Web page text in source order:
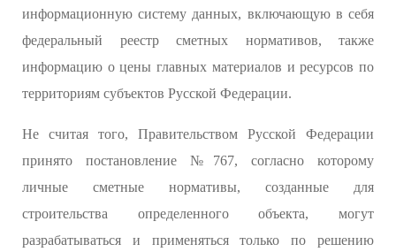
информационную систему данных, включающую в себя
федеральный реестр сметных нормативов, также
информацию о цены главных материалов и ресурсов по
территориям субъектов Русской Федерации.
Не считая того, Правительством Русской Федерации
принято постановление №767, согласно которому
личные сметные нормативы, созданные для
строительства определенного объекта, могут
разрабатываться и применяться только по решению